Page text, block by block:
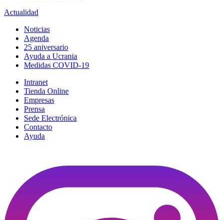
Actualidad
Noticias
Agenda
25 aniversario
Ayuda a Ucrania
Medidas COVID-19
Intranet
Tienda Online
Empresas
Prensa
Sede Electrónica
Contacto
Ayuda